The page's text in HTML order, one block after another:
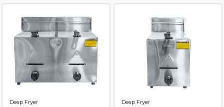
Deep Fryer
Deep Fryer